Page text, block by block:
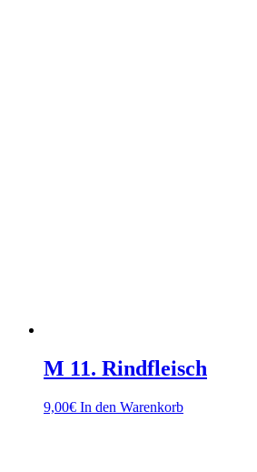
M 11. Rindfleisch
9,00€ In den Warenkorb